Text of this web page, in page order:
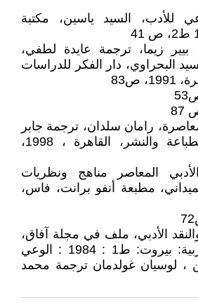
للأدب، السيد ياسين، مكتبة
بيير زيما، ترجمة عايدة لطفي،
البحراوي، دار الفكر للدراسات
ص83
رامان سلدان، ترجمة جابر
عصفور، دار قباء للطباعة والنشر، القاهرة ، 1998،
المعاصر مناهج ونظريات
مطبعة أنفو برانت، فاس،
والنقد الأدبي، ملف في مجلة آفاق،
مؤسسة الأبحاث العربية: بيروت: ط1 : 1984 : الوعي
، لوسيان غولدمان ترجمة محمد